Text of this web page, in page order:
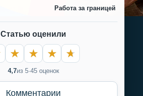
Работа за границей
Статью оценили
4,7из 5·45 оценок
Комментарии